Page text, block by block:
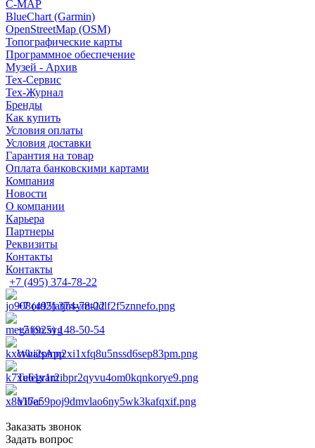
C-MAP
BlueChart (Garmin)
OpenStreetMap (OSM)
Топографические карты
Программное обеспечение
Музей - Архив
Tex-Сервис
Тех-Журнал
Бренды
Как купить
Условия оплаты
Условия доставки
Гарантия на товар
Оплата банковскими картами
Компания
Новости
О компании
Карьера
Партнеры
Реквизиты
Контакты
Контакты
+7 (495) 374-78-22
+7 (495) 374-78-22
+7 (925) 148-50-54
WhatsApp
Telegram
Viber
Заказать звонок
Задать вопрос